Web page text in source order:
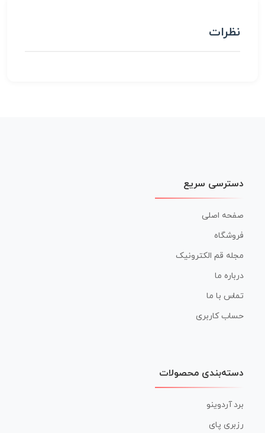
نظرات
دسترسی سریع
صفحه اصلی
فروشگاه
مجله قم الکترونیک
درباره ما
تماس با ما
حساب کاربری
دسته‌بندی محصولات
برد آردوینو
رزبری پای